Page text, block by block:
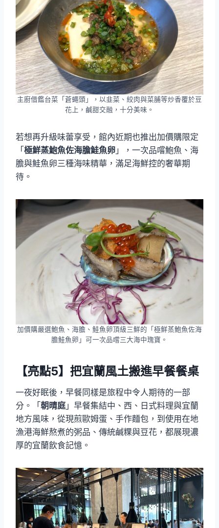
主廚借鑑台菜「蒼蠅頭」，以韭菜、絞肉與菜脯等炒香覆於豆
花上，鹹甜交融，十分美味。
若想再升級味蕾享受，館內近期也推出加價購限定
「極鮮蒸鮑魚佐海膽鮭魚卵 」，一次品嚐鮑魚、海
膽與鮭魚卵三種海味精華，滿足海鮮控的奢華期
待。
加價購嚴選鮑魚、海膽、鮭魚卵頂級三鮮的「極鮮蒸鮑魚佐海
膽鮭魚卵」可一次品嚐三大海中瑰寶。
【亮點5】把宜蘭風土搬進早餐餐桌
一夜好眠後，早餐同樣是旅程中令人期待的一部
分。「朝晴庭 」早餐集結中、西、日式料理與宜蘭
地方風味，從現煎歐姆蛋、手作麵包，到使用在地
漁港海鮮熬煮的粥品、傳統鹹粿與豆花，都展現濃
厚的宜蘭飲食記憶。